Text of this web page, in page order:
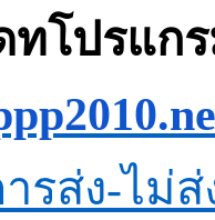
ทโปรแก
รส่ง-ไม่